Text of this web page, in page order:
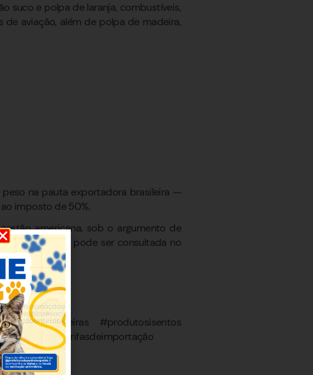
suco e polpa de laranja, combustíveis,
de aviação, além de polpa de madeira,
na pauta exportadora brasileira —
imposto de 50%.
americana, sob o argumento de
isentos pode ser consultada no
#produtosisentos
#tarifasdeimportação